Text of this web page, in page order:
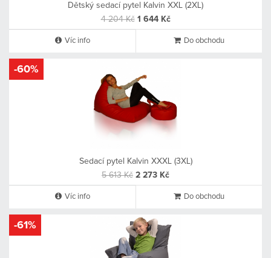
Dětský sedací pytel Kalvin XXL (2XL)
4 204 Kč 1 644 Kč
Víc info Do obchodu
-60%
Sedací pytel Kalvin XXXL (3XL)
5 613 Kč 2 273 Kč
Víc info Do obchodu
-61%